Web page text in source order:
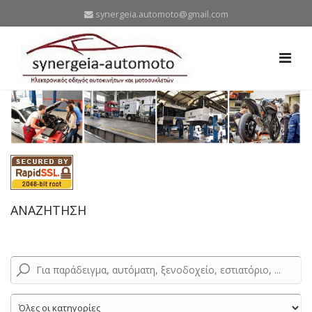
synergeia.automoto@gmail.com
ΑΝΑΖΗΤΗΣΗ